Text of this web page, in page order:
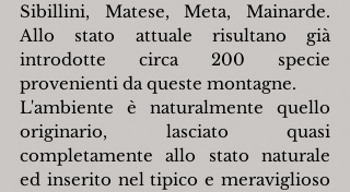
Sibillini, Matese, Meta, Mainarde.
Allo stato attuale risultano già
introdotte circa 200 specie
provenienti da queste montagne.
L'ambiente è naturalmente quello
originario, lasciato quasi
completamente allo stato naturale
ed inserito nel tipico e meraviglioso